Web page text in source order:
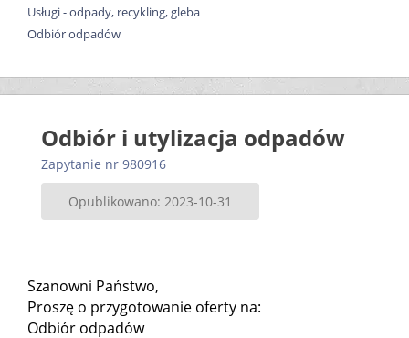
Usługi - odpady, recykling, gleba
Odbiór odpadów
Odbiór i utylizacja odpadów
Zapytanie nr 980916
Opublikowano: 2023-10-31
Szanowni Państwo,
Proszę o przygotowanie oferty na:
Odbiór odpadów